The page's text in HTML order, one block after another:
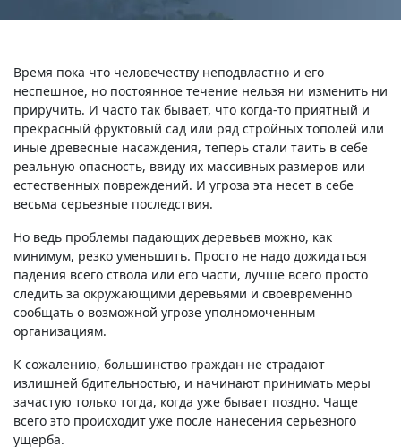
Время пока что человечеству неподвластно и его
неспешное, но постоянное течение нельзя ни изменить ни
приручить. И часто так бывает, что когда-то приятный и
прекрасный фруктовый сад или ряд стройных тополей или
иные древесные насаждения, теперь стали таить в себе
реальную опасность, ввиду их массивных размеров или
естественных повреждений. И угроза эта несет в себе
весьма серьезные последствия.
Но ведь проблемы падающих деревьев можно, как
минимум, резко уменьшить. Просто не надо дожидаться
падения всего ствола или его части, лучше всего просто
следить за окружающими деревьями и своевременно
сообщать о возможной угрозе уполномоченным
организациям.
К сожалению, большинство граждан не страдают
излишней бдительностью, и начинают принимать меры
зачастую только тогда, когда уже бывает поздно. Чаще
всего это происходит уже после нанесения серьезного
ущерба.